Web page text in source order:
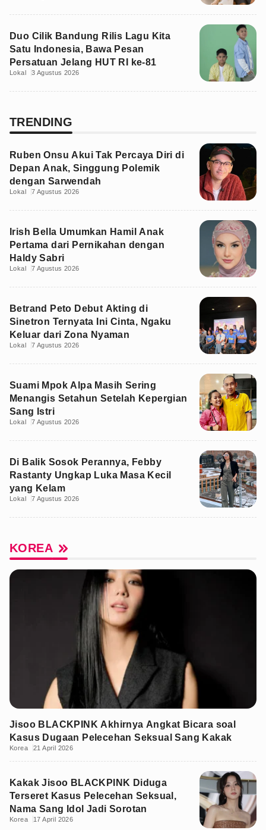
Duo Cilik Bandung Rilis Lagu Kita
Satu Indonesia, Bawa Pesan
Persatuan Jelang HUT RI ke-81
Lokal 3 Agustus 2026
TRENDING
Ruben Onsu Akui Tak Percaya Diri di
Depan Anak, Singgung Polemik
dengan Sarwendah
Lokal 7 Agustus 2026
Irish Bella Umumkan Hamil Anak
Pertama dari Pernikahan dengan
Haldy Sabri
Lokal 7 Agustus 2026
Betrand Peto Debut Akting di
Sinetron Ternyata Ini Cinta, Ngaku
Keluar dari Zona Nyaman
Lokal 7 Agustus 2026
Suami Mpok Alpa Masih Sering
Menangis Setahun Setelah Kepergian
Sang Istri
Lokal 7 Agustus 2026
Di Balik Sosok Perannya, Febby
Rastanty Ungkap Luka Masa Kecil
yang Kelam
Lokal 7 Agustus 2026
KOREA
Jisoo BLACKPINK Akhirnya Angkat Bicara soal
Kasus Dugaan Pelecehan Seksual Sang Kakak
Korea 21 April 2026
Kakak Jisoo BLACKPINK Diduga
Terseret Kasus Pelecehan Seksual,
Nama Sang Idol Jadi Sorotan
Korea 17 April 2026